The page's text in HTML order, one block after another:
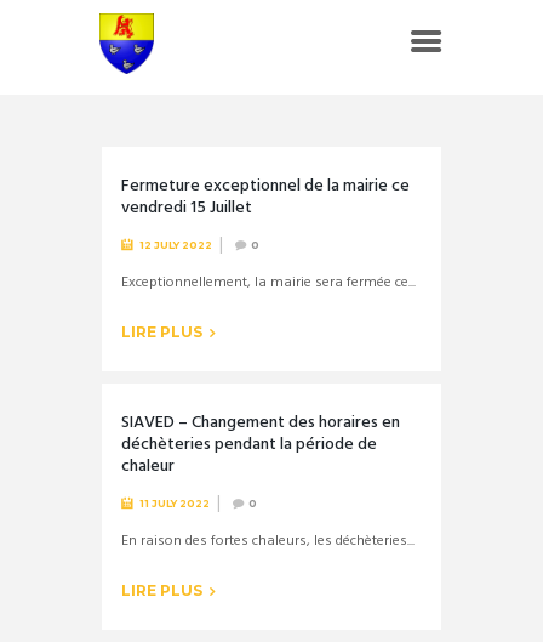
Fermeture exceptionnel de la mairie ce
vendredi 15 Juillet
12 JULY 2022 0
Exceptionnellement, la mairie sera fermée ce...
LIRE PLUS
SIAVED – Changement des horaires en
déchèteries pendant la période de
chaleur
11 JULY 2022 0
En raison des fortes chaleurs, les déchèteries...
LIRE PLUS